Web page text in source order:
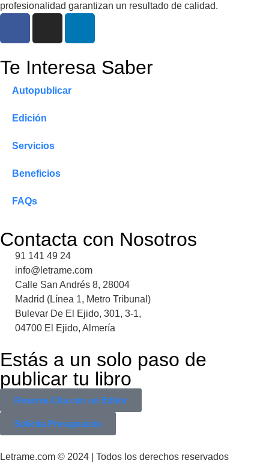
profesionalidad garantizan un resultado de calidad.
Te Interesa Saber
Autopublicar
Edición
Servicios
Beneficios
FAQs
Contacta con Nosotros
91 141 49 24
info@letrame.com
Calle San Andrés 8, 28004
Madrid (Línea 1, Metro Tribunal)
Bulevar De El Ejido, 301, 3-1,
04700 El Ejido, Almería
Estás a un solo paso de
publicar tu libro
Reserva Cita con un Editor
Solicita Presupuesto
Letrame.com © 2024 | Todos los derechos reservados